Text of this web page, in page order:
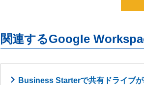
関連するGoogle
Business Starterで共有ドライブ